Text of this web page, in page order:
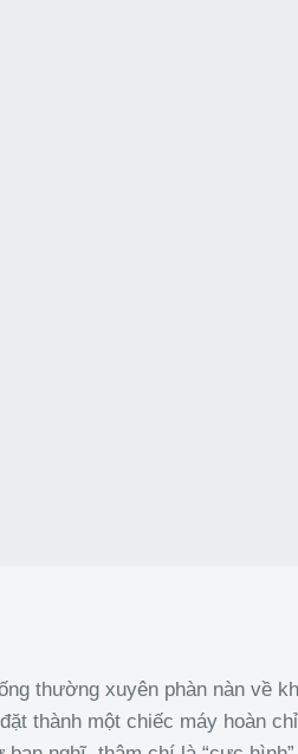
thường xuyên phàn nàn về
thành một chiếc máy hoàn